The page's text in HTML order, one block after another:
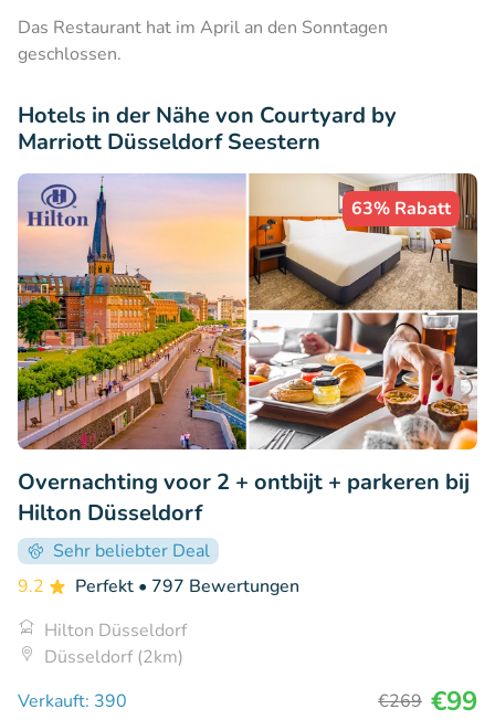
Das Restaurant hat im April an den Sonntagen
geschlossen.​
Hotels in der Nähe von Courtyard by
Marriott Düsseldorf Seestern
63% Rabatt
Overnachting voor 2 + ontbijt + parkeren bij
Hilton Düsseldorf
Sehr beliebter Deal
9.2
Perfekt • 797 Bewertungen
Hilton Düsseldorf
Düsseldorf (2km)
Verkauft: 390
€269 €99